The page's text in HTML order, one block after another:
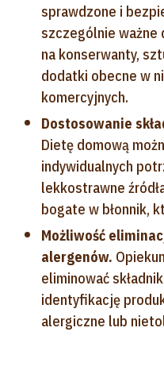
sprawdzone i
szczególnie ważne
na konserwanty,
dodatki obecne w
komercyjnych.
Dostosowanie
Dietę domową
indywidualnych
lekkostrawne
bogate w błonnik,
Możliwość
alergenów.
eliminować
identyfikację
alergiczne lub